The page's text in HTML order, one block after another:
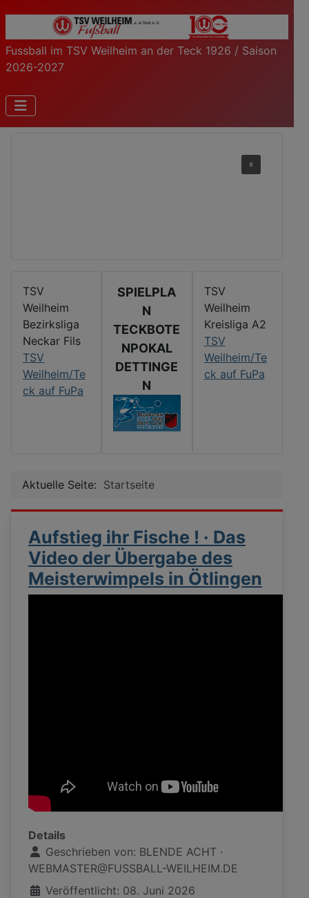
Fussball im TSV Weilheim an der Teck 1926 / Saison
2026-2027
TSV
Weilheim
Bezirksliga
Neckar Fils
TSV
Weilheim/Te
ck auf FuPa
SPIELPLA
N
TECKBOTE
NPOKAL
DETTINGE
N
TSV
Weilheim
Kreisliga A2
TSV
Weilheim/Te
ck auf FuPa
Aktuelle Seite: Startseite
Aufstieg ihr Fische ! · Das
Video der Übergabe des
Meisterwimpels in Ötlingen
Details
Geschrieben von: BLENDE ACHT ·
WEBMASTER@FUSSBALL-WEILHEIM.DE
Veröffentlicht: 08. Juni 2026